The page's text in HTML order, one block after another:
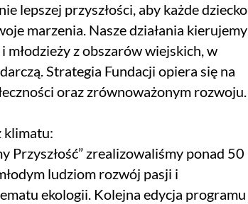
lepszej przyszłości, aby każde dziecko
marzenia. Nasze działania kierujemy
młodzieży z obszarów wiejskich, w
Strategia Fundacji opiera się na
oraz zrównoważonym rozwoju.
klimatu:
Przyszłość” zrealizowaliśmy ponad 50
ludziom rozwój pasji i
ekologii. Kolejna edycja programu